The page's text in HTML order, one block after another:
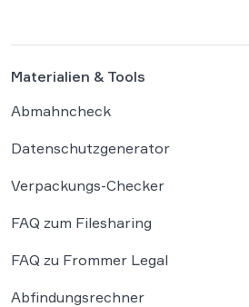
Materialien & Tools
Abmahncheck
Datenschutzgenerator
Verpackungs-Checker
FAQ zum Filesharing
FAQ zu Frommer Legal
Abfindungsrechner